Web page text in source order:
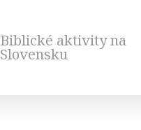
Biblické aktivity na
Slovensku